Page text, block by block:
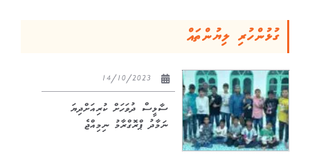
ގުޅުންހުރި ލިޔުންތައް
ސާޅީސް ދުވަހަށް ކުރިއަށްދިޔަ
ނަމާދު ޕްރޮގްރާމު ނިމިއްޖެ